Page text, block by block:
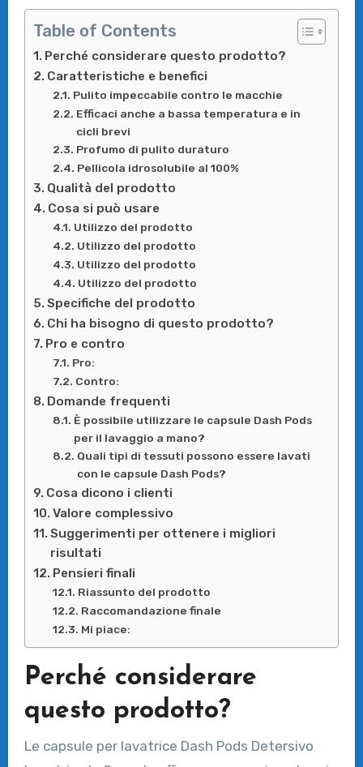
Table of Contents
Perché considerare questo prodotto?
Caratteristiche e benefici
Pulito impeccabile contro le macchie
Efficaci anche a bassa temperatura e in
cicli brevi
Profumo di pulito duraturo
Pellicola idrosolubile al 100%
Qualità del prodotto
Cosa si può usare
Utilizzo del prodotto
Utilizzo del prodotto
Utilizzo del prodotto
Utilizzo del prodotto
Specifiche del prodotto
Chi ha bisogno di questo prodotto?
Pro e contro
Pro:
Contro:
Domande frequenti
È possibile utilizzare le capsule Dash Pods
per il lavaggio a mano?
Quali tipi di tessuti possono essere lavati
con le capsule Dash Pods?
Cosa dicono i clienti
Valore complessivo
Suggerimenti per ottenere i migliori
risultati
Pensieri finali
Riassunto del prodotto
Raccomandazione finale
Mi piace:
Perché considerare
questo prodotto?
Le capsule per lavatrice Dash Pods Detersivo